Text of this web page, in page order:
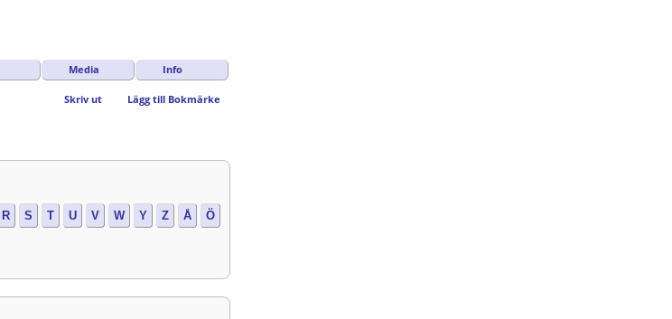
Media Info
Skriv ut Lägg till Bokmärke
R S T U V W Y Z Å Ö